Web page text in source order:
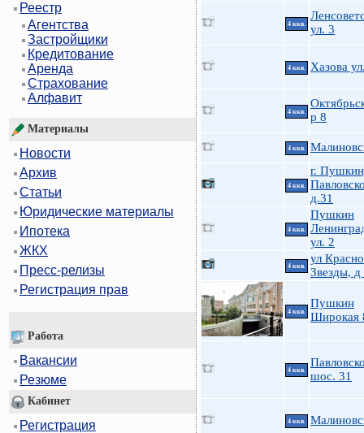
Реестр
Агентства
Застройщики
Кредитование
Аренда
Страхование
Алфавит
Материалы
Новости
Архив
Статьи
Юридические материалы
Ипотека
ЖКХ
Пресс-релизы
Регистрация прав
Работа
Вакансии
Резюме
Кабинет
Регистрация
4 ккв.
ул. 3
4 ккв. Хазова
4 ккв.
р 8
4 ккв.
4 ккв.
г.
д.31
4 ккв.
Пушкин
ул. 2
4 ккв.
ул
Звезды, д
4 ккв.
Пушкин
Широкая
4 ккв.
шос. 31
4 ккв.